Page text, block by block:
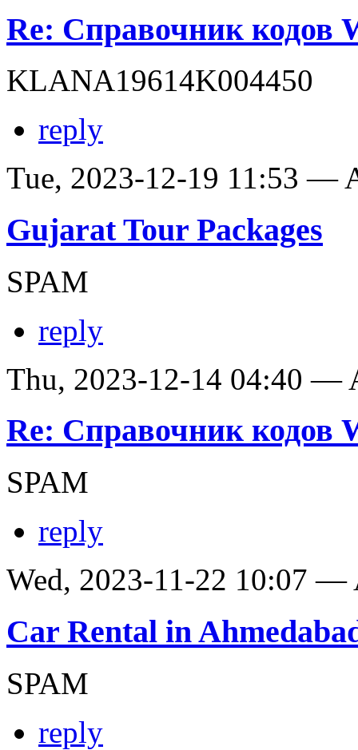
Re: Справочник кодов
KLANA19614K004450
reply
Tue, 2023-12-19 11:53 —
Gujarat Tour Packages
SPAM
reply
Thu, 2023-12-14 04:40 —
Re: Справочник кодов
SPAM
reply
Wed, 2023-11-22 10:07 —
Car Rental in
SPAM
reply